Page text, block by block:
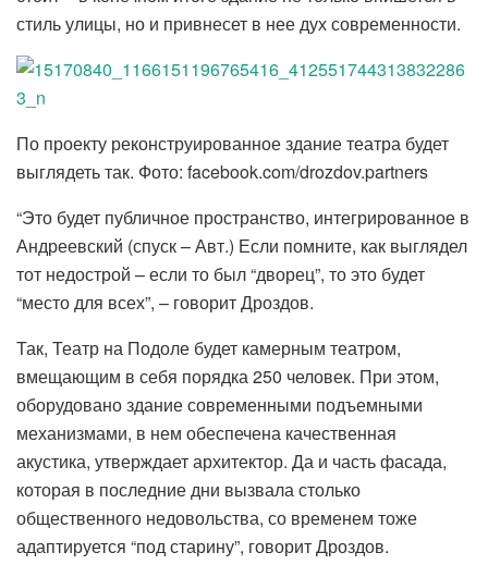
стиль улицы, но и привнесет в нее дух современности.
По проекту реконструированное здание театра будет
выглядеть так. Фото: facebook.com/drozdov.partners
“Это будет публичное пространство, интегрированное в
Андреевский (спуск – Авт.) Если помните, как выглядел
тот недострой – если то был “дворец”, то это будет
“место для всех”, – говорит Дроздов.
Так, Театр на Подоле будет камерным театром,
вмещающим в себя порядка 250 человек. При этом,
оборудовано здание современными подъемными
механизмами, в нем обеспечена качественная
акустика, утверждает архитектор. Да и часть фасада,
которая в последние дни вызвала столько
общественного недовольства, со временем тоже
адаптируется “под старину”, говорит Дроздов.